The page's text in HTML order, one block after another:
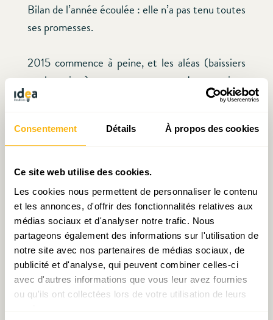
Consentement Détails À propos des cookies
Ce site web utilise des cookies.
Les cookies nous permettent de personnaliser le contenu
et les annonces, d'offrir des fonctionnalités relatives aux
médias sociaux et d'analyser notre trafic. Nous
partageons également des informations sur l'utilisation de
notre site avec nos partenaires de médias sociaux, de
publicité et d'analyse, qui peuvent combiner celles-ci
avec d'autres informations que vous leur avez fournies
ou qu'ils ont collectées lors de votre utilisation de leurs
Bilan de l’année écoulée : elle n’a pas tenu toutes
ses promesses.
2015 commence à peine, et les aléas (baissiers
ou haussiers) ne manquent pas. Les tensions
géopolitiques (Russie, Etat islamique), la
pétrole et des prix à la consommation, le risque
d’un saut dans l’inconnu pour l’UE (Brexit
pour la zone euro (Grexit[2]
la situation économique dans la zone euro ou
dans les pays émergents sont à craindre.
Symétriquement, la possibilité d’une faiblesse
prolongée de l’euro, un redressement très
dynamique de l’investissement des entreprises
et un redémarrage des salaires aux Etats-Unis,
une nouvelle dynamique de croissance générée